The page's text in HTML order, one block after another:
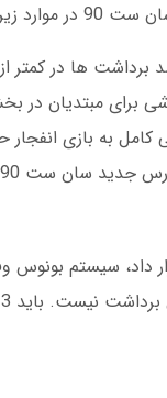
برای مبتدیان در
به بازی انفجار
تلگرام رسمی منتشر می شود